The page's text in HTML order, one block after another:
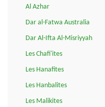
Al Azhar
Dar al-Fatwa Australia
Dar Al-Ifta Al-Misriyyah
Les Chafi'ites
Les Hanafites
Les Hanbalites
Les Malikites